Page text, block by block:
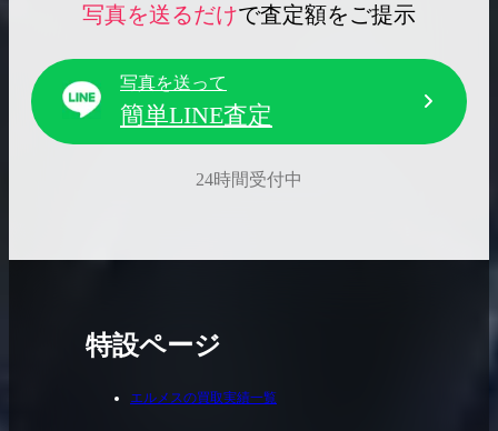
写真を送るだけで査定額をご提示
写真を送って
簡単LINE査定
24時間受付中
特設ページ
エルメスの買取実績一覧